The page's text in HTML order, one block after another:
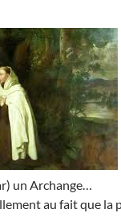
un Archange…
au fait que la